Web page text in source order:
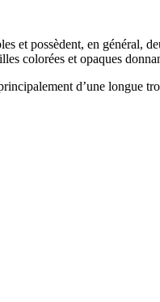
et possèdent, en général,
colorées et opaques
d’une longue